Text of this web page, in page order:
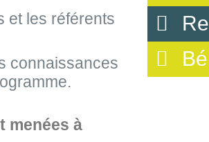
et les référents
connaissances
menées à